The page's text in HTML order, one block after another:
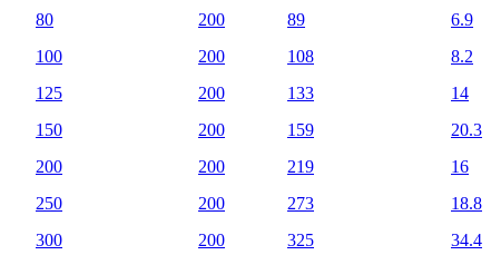
80 200 89 6.9
100 200 108 8.2
125 200 133 14
150 200 159 20.3
200 200 219 16
250 200 273 18.8
300 200 325 34.4